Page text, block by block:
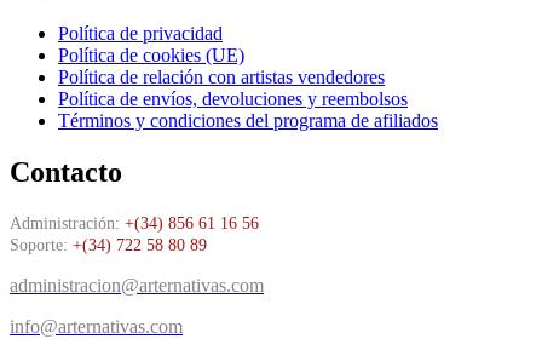
Política de privacidad
Política de cookies (UE)
Política de relación con artistas vendedores
Política de envíos, devoluciones y reembolsos
Términos y condiciones del programa de afiliados
Contacto
Administración: +(34) 856 61 16 56
Soporte: +(34) 722 58 80 89
administracion@arternativas.com
info@arternativas.com